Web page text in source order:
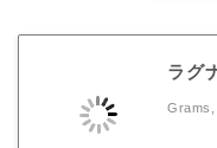
ラグ
Grams,